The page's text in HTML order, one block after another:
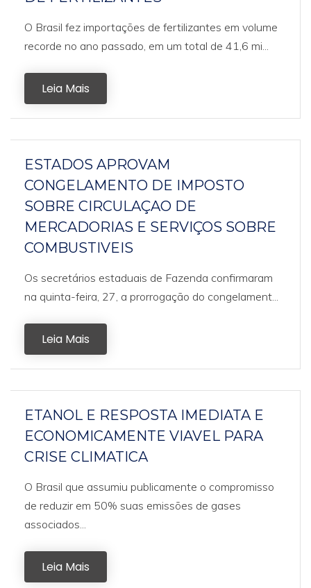
O Brasil fez importações de fertilizantes em volume
recorde no ano passado, em um total de 41,6 mi...
Leia Mais
ESTADOS APROVAM
CONGELAMENTO DE IMPOSTO
SOBRE CIRCULAÇAO DE
MERCADORIAS E SERVIÇOS SOBRE
COMBUSTIVEIS
Os secretários estaduais de Fazenda confirmaram
na quinta-feira, 27, a prorrogação do congelament...
Leia Mais
ETANOL E RESPOSTA IMEDIATA E
ECONOMICAMENTE VIAVEL PARA
CRISE CLIMATICA
O Brasil que assumiu publicamente o compromisso
de reduzir em 50% suas emissões de gases
associados...
Leia Mais